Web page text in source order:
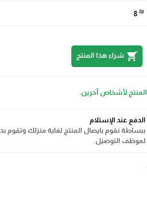
8 ₪
shopping_cart شراء هذا المنتج
لأشخاص آخرين.
الدفع عند الإستلام
ببساطة نقوم بايصال المنتج لغاية منزلك وتقوم
لموظف التوصيل.